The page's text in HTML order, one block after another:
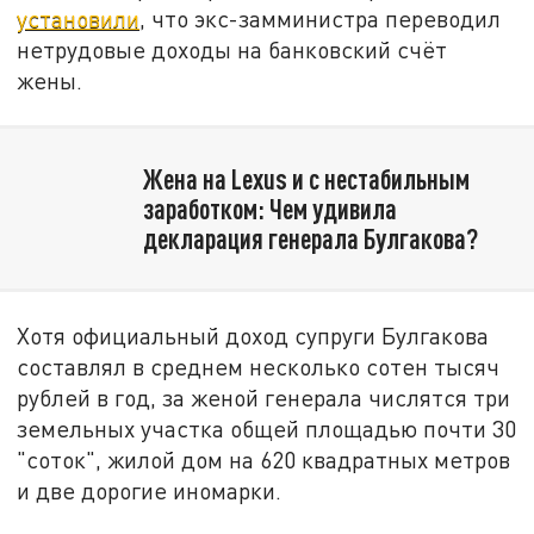
установили, что экс-замминистра переводил
нетрудовые доходы на банковский счёт
жены.
Жена на Lexus и с нестабильным
заработком: Чем удивила
декларация генерала Булгакова?
Хотя официальный доход супруги Булгакова
составлял в среднем несколько сотен тысяч
рублей в год, за женой генерала числятся три
земельных участка общей площадью почти 30
"соток", жилой дом на 620 квадратных метров
и две дорогие иномарки.